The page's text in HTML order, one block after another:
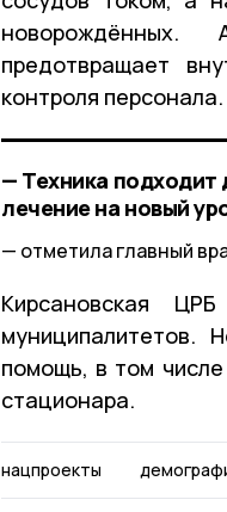
новорождённых.
предотвращает
контроля персонала.
— Техника подходит
лечение на новый
отметила главный
Кирсановская
муниципалитетов.
помощь, в том
стационара.
нацпроекты